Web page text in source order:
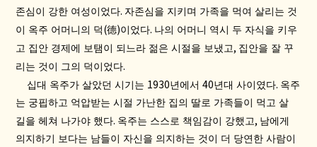
존심이 강한 여성이었다. 자존심을 지키며 가족을 먹여 살리는 것
이 옥주 어머니의 덕 (德)이었다. 나의 어머니 역시 두 자식을 키우
고 집안 경제에 보탬이 되느라 젊은 시절을 보냈고 , 집안을 잘 꾸
리는 것이 그의 덕이었다.
십대 옥주가 살았던 시기는 1930년에서40년대 사이였다. 옥주
는 궁핍하고 억압받는 시절 가난한 집의 딸로 가족들이 먹고 살
길을 헤쳐 나가야 했다. 옥주는 스스로 책임감이 강했고 , 남에게
의지하기 보다는 남들이 자신을 의지하는 것이 더 당연한 사람이